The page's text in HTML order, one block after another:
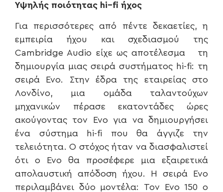
Υψηλής ποιότητας hi–fi ήχος
Για περισσότερες από πέντε δεκαετίες, η
εμπειρία ήχου και σχεδιασμού της
Cambridge Audio είχε ως αποτέλεσμα τη
δημιουργία μιας σειρά συστήματος hi-fi: τη
σειρά Evo. Στην έδρα της εταιρείας στο
Λονδίνο, μια ομάδα ταλαντούχων
μηχανικών πέρασε εκατοντάδες ώρες
ακούγοντας τον Evo για να δημιουργήσει
ένα σύστημα hi-fi που θα άγγιζε την
τελειότητα. Ο στόχος ήταν να διασφαλιστεί
ότι ο Evo θα προσέφερε μια εξαιρετικά
απολαυστική απόδοση ήχου. Η σειρά Evo
περιλαμβάνει δύο μοντέλα: Τον Evo 150 ο